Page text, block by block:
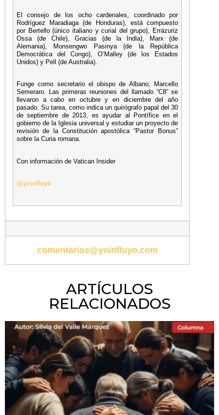
El consejo de los ocho cardenales, coordinado por
Rodríguez Maradiaga (de Honduras), está compuesto
por Bertello (único italiano y curial del grupo), Errázuriz
Ossa (de Chile), Gracias (de la India), Marx (de
Alemania), Monsengwo Pasinya (de la República
Democrática del Congo), O’Malley (de los Estados
Unidos) y Pell (de Australia).
Funge como secretario el obispo de Albano, Marcello
Semeraro. Las primeras reuniones del llamado “C8” se
llevaron a cabo en octubre y en diciembre del año
pasado. Su tarea, como indica un quirógrafo papal del 30
de septiembre de 2013, es ayudar al Pontífice en el
gobierno de la Iglesia universal y estudiar un proyecto de
revisión de la Constitución apostólica “Pastor Bonus”
sobre la Curia romana.
Con información de Vatican Insider
@yoinfluyo
comentarios@yoinfluyo.com
ARTÍCULOS
RELACIONADOS